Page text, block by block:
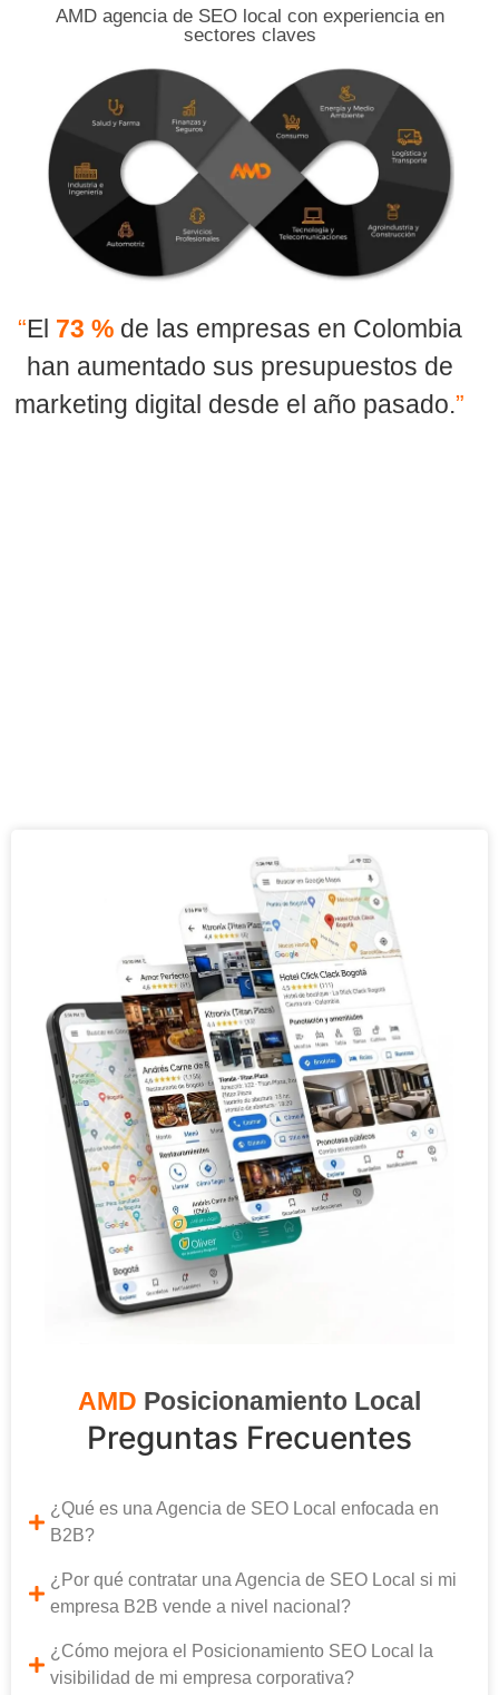
AMD agencia de SEO local con experiencia en
sectores claves
en Colombia
presupuestos de
el año pasado.”
Menos del1%de
clic en la
resultados de
AMD Posicionamiento Local
Preguntas Frecuentes
¿Qué es una Agencia de SEO Local enfocada en
B2B?
¿Por qué contratar una Agencia de SEO Local si mi
empresa B2B vende a nivel nacional?
¿Cómo mejora el Posicionamiento SEO Local la
visibilidad de mi empresa corporativa?